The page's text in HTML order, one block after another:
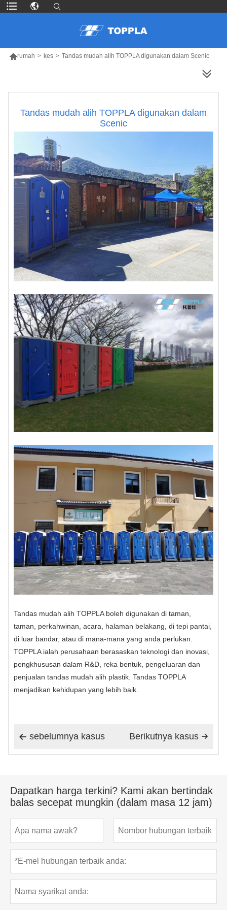
rumah > kes > Tandas mudah alih TOPPLA digunakan dalam Scenic
Tandas mudah alih TOPPLA digunakan dalam
Scenic
Tandas mudah alih TOPPLA boleh digunakan di taman,
taman, perkahwinan, acara, halaman belakang, di tepi pantai,
di luar bandar, atau di mana-mana yang anda perlukan.
TOPPLA ialah perusahaan berasaskan teknologi dan inovasi,
pengkhususan dalam R&D, reka bentuk, pengeluaran dan
penjualan tandas mudah alih plastik. Tandas TOPPLA
menjadikan kehidupan yang lebih baik.
 sebelumnya kasus 
Berikutnya kasus
Dapatkan harga terkini? Kami akan bertindak
balas secepat mungkin (dalam masa 12 jam)